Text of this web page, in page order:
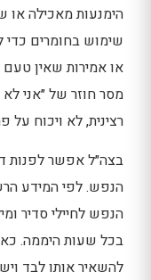
הימנעות מאכילה או
שימוש בחומרים
או אמירות שאין
מסר חוזר של ״אני
רצינית, לא ויכוח על
בצה״ל אפשר לפנות
הנפש. לפי המידע
בכל שעות היממה.
להשאיר אותו לבד